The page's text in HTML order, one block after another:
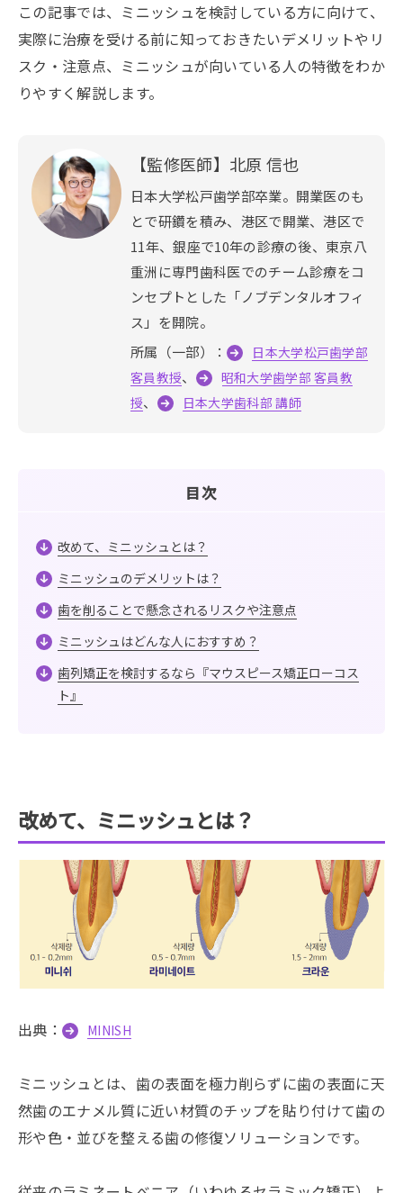
この記事では、ミニッシュを検討している方に向けて、
実際に治療を受ける前に知っておきたいデメリットやリ
スク・注意点、ミニッシュが向いている人の特徴をわか
りやすく解説します。
【監修医師】北原 信也
日本大学松戸歯学部卒業。開業医のも
とで研鑽を積み、港区で開業、港区で
11年、銀座で10年の診療の後、東京八
重洲に専門歯科医でのチーム診療をコ
ンセプトとした「ノブデンタルオフィ
ス」を開院。
所属（一部）：
日本大学松戸歯学部
客員教授、
昭和大学歯学部 客員教
授、 日本大学歯科部 講師
目次
改めて、ミニッシュとは？
ミニッシュのデメリットは？
歯を削ることで懸念されるリスクや注意点
ミニッシュはどんな人におすすめ？
歯列矯正を検討するなら『マウスピース矯正ローコス
ト』
改めて、ミニッシュとは？
出典： MINISH
ミニッシュとは、歯の表面を極力削らずに歯の表面に天
然歯のエナメル質に近い材質のチップを貼り付けて歯の
形や色・並びを整える歯の修復ソリューションです。